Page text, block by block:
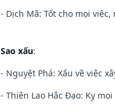
- Dịch Mã: Tốt cho mọi
Sao xấu:
- Nguyệt Phá: Xấu về việc
- Thiên Lao Hắc Đạo: Kỵ